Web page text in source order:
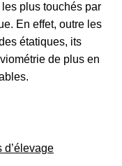
plus touchés par
En effet, outre les
étatiques, its
de plus en
d’élevage